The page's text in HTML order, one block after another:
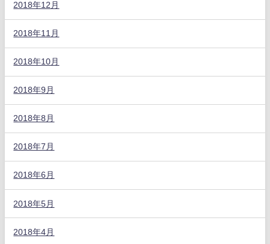
2018年12月
2018年11月
2018年10月
2018年9月
2018年8月
2018年7月
2018年6月
2018年5月
2018年4月